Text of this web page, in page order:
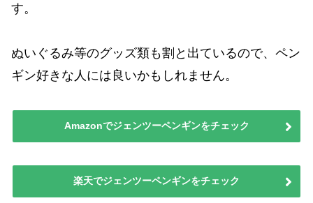
す。
ぬいぐるみ等のグッズ類も割と出ているので、ペン
ギン好きな人には良いかもしれません。
Amazonでジェンツーペンギンをチェック
楽天でジェンツーペンギンをチェック